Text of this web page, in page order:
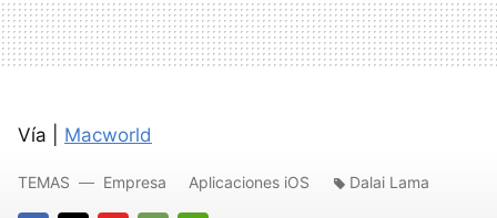
Vía | Macworld
TEMAS Empresa Aplicaciones iOS Dalai Lama